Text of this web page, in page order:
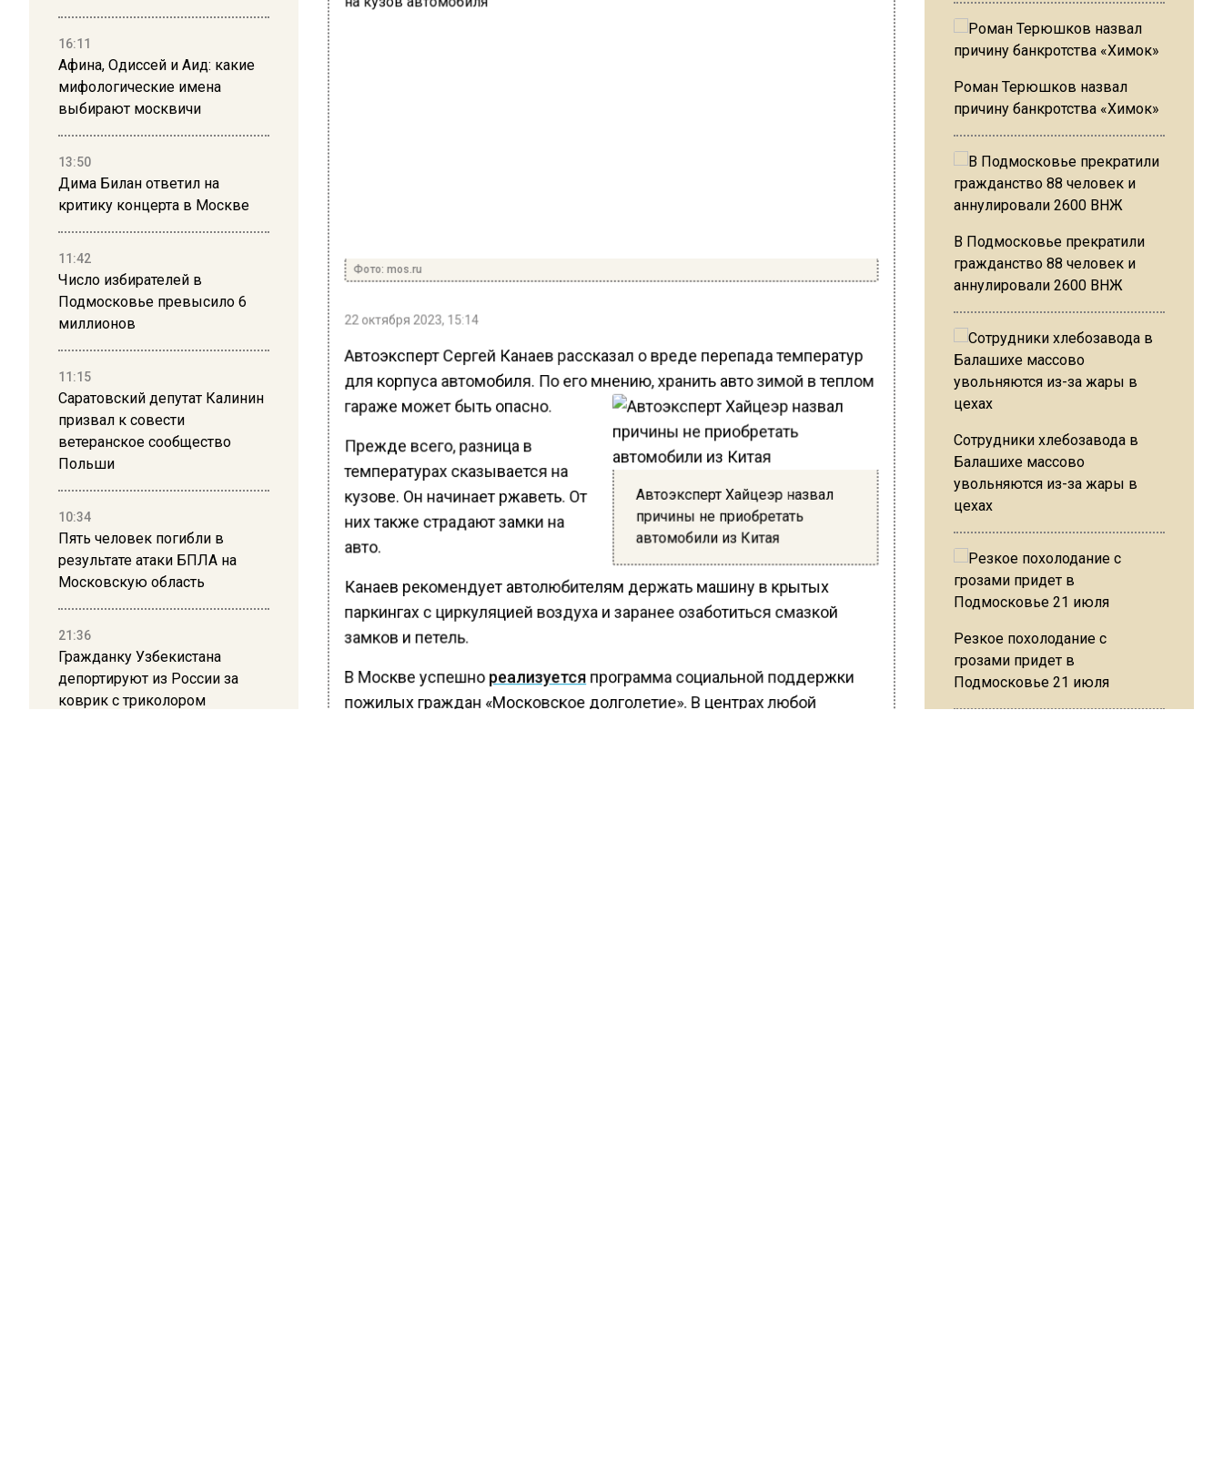
16:11
Афина, Одиссей и Аид: какие
мифологические имена
выбирают москвичи
13:50
Дима Билан ответил на
критику концерта в Москве
11:42
Число избирателей в
Подмосковье превысило 6
миллионов
11:15
Саратовский депутат Калинин
призвал к совести
ветеранское сообщество
Польши
10:34
Пять человек погибли в
результате атаки БПЛА на
Московскую область
21:36
Гражданку Узбекистана
депортируют из России за
коврик с триколором
Фото: mos.ru
22 октября 2023, 15:14
Автоэксперт Сергей Канаев рассказал о вреде перепада температур
для корпуса автомобиля. По его мнению, хранить авто зимой в теплом
гараже может быть опасно.
Автоэксперт Хайцеэр назвал
причины не приобретать
автомобили из Китая
Прежде всего, разница в
температурах сказывается на
кузове. Он начинает ржаветь. От
них также страдают замки на
авто.
Канаев рекомендует автолюбителям держать машину в крытых
паркингах с циркуляцией воздуха и заранее озаботиться смазкой
замков и петель.
В Москве успешнореализуетсяпрограмма социальной поддержки
пожилых граждан «Московское долголетие». В центрах любой
Роман Терюшков назвал
причину банкротства «Химок»
В Подмосковье прекратили
гражданство 88 человек и
аннулировали 2600 ВНЖ
Сотрудники хлебозавода в
Балашихе массово
увольняются из-за жары в
цехах
Резкое похолодание с
грозами придет в
Подмосковье 21 июля